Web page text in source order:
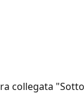
collegata